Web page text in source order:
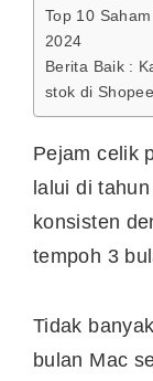
Top 10
2024
Berita Baik :
stok di
Pejam celik
lalui di
konsisten
tempoh 3
Tidak
bulan Mac